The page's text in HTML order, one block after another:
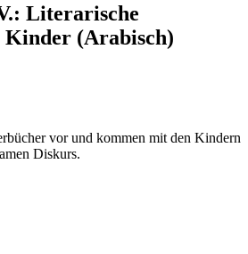
Literarische
(Arabisch)
vor und kommen mit den Kindern
Diskurs.